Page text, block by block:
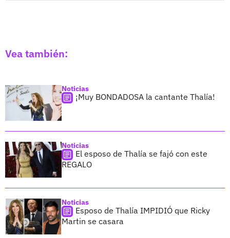
Vea también:
Noticias
¡Muy BONDADOSA la cantante Thalía!
Noticias
El esposo de Thalía se fajó con este
REGALO
Noticias
Esposo de Thalía IMPIDIÓ que Ricky
Martin se casara